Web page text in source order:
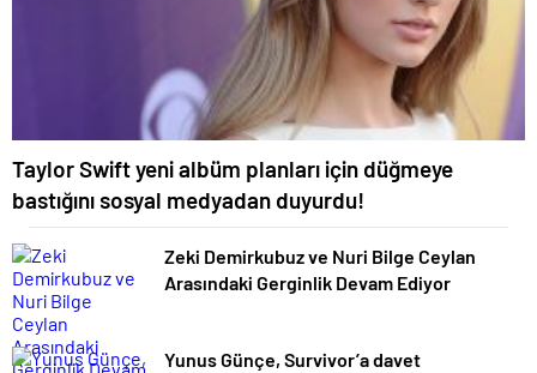
Taylor Swift yeni albüm planları için düğmeye
bastığını sosyal medyadan duyurdu!
Zeki Demirkubuz ve Nuri Bilge Ceylan
Arasındaki Gerginlik Devam Ediyor
Yunus Günçe, Survivor’a davet